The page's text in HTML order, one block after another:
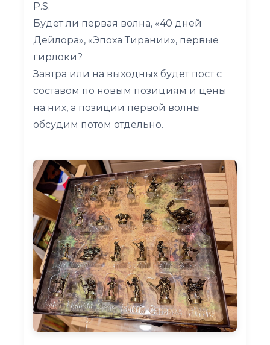
P.S.
Будет ли первая волна, «40 дней
Дейлора», «Эпоха Тирании», первые
гирлоки?
Завтра или на выходных будет пост с
составом по новым позициям и цены
на них, а позиции первой волны
обсудим потом отдельно.